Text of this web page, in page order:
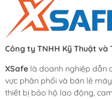
Công ty TNHH Kỹ Thuật và
XSafe là doanh nghiệp dẫn
vực phân phối và bán lẻ
thiết bị bảo hộ lao động,